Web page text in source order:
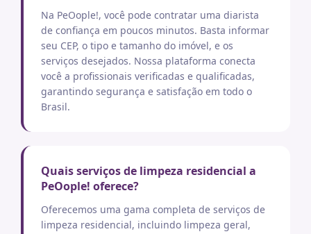
Na PeOople!, você pode contratar uma diarista
de confiança em poucos minutos. Basta informar
seu CEP, o tipo e tamanho do imóvel, e os
serviços desejados. Nossa plataforma conecta
você a profissionais verificadas e qualificadas,
garantindo segurança e satisfação em todo o
Brasil.
Quais serviços de limpeza residencial a
PeOople! oferece?
Oferecemos uma gama completa de serviços de
limpeza residencial, incluindo limpeza geral,